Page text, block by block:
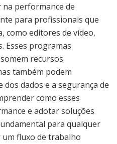
performance de
para profissionais que
como editores de vídeo,
Esses programas
recursos
também podem
dados e a segurança de
como esses
e adotar soluções
para qualquer
fluxo de trabalho